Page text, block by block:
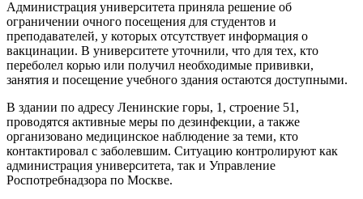
Администрация университета приняла решение об
ограничении очного посещения для студентов и
преподавателей, у которых отсутствует информация о
вакцинации. В университете уточнили, что для тех, кто
переболел корью или получил необходимые прививки,
занятия и посещение учебного здания остаются доступными.
В здании по адресу Ленинские горы, 1, строение 51,
проводятся активные меры по дезинфекции, а также
организовано медицинское наблюдение за теми, кто
контактировал с заболевшим. Ситуацию контролируют как
администрация университета, так и Управление
Роспотребнадзора по Москве.